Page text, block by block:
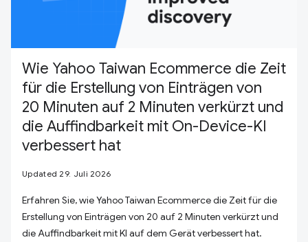
Wie Yahoo Taiwan Ecommerce die Zeit
für die Erstellung von Einträgen von
20 Minuten auf 2 Minuten verkürzt und
die Auffindbarkeit mit On-Device-KI
verbessert hat
Updated 29. Juli 2026
Erfahren Sie, wie Yahoo Taiwan Ecommerce die Zeit für die
Erstellung von Einträgen von 20 auf 2 Minuten verkürzt und
die Auffindbarkeit mit KI auf dem Gerät verbessert hat.